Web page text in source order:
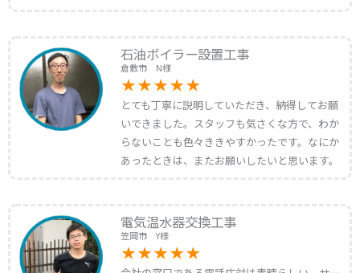
石油ボイラー設置工事
倉敷市 N様
とても丁寧に説明していただき、納得してお願
いできました。スタッフも気さくな方で、わか
らないことも色々ききやすかったです。なにか
あったときは、またお願いしたいと思います。
電気温水器交換工事
笠岡市 Y様